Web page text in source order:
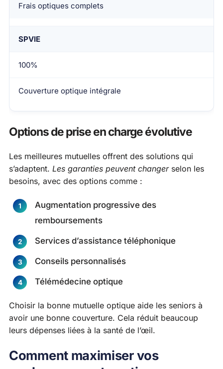
Frais optiques complets
SPVIE
100%
Couverture optique intégrale
Options de prise en charge évolutive
Les meilleures mutuelles offrent des solutions qui
s’adaptent. Les garanties peuvent changerselon les
besoins, avec des options comme :
Augmentation progressive des
remboursements
Services d’assistance téléphonique
Conseils personnalisés
Télémédecine optique
Choisir la bonne mutuelle optique aide les seniors à
avoir une bonne couverture. Cela réduit beaucoup
leurs dépenses liées à la santé de l’œil.
Comment maximiser vos